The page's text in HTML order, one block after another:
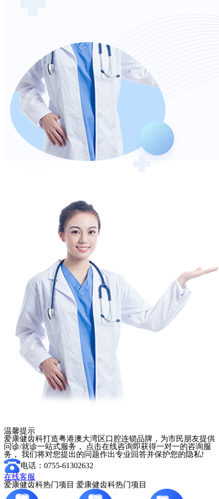
温馨提示
爱康健齿科打造粤港澳大湾区口腔连锁品牌，为市民朋友提供
问诊/就诊一站式服务， 点击在线咨询即获得一对一的咨询服
务， 我们将对您提出的问题作出专业回答并保护您的隐私!
电话：0755-61302632
在线客服
爱康健齿科热门项目 爱康健齿科热门项目